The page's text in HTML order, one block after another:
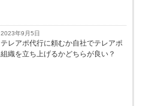
2023年9月5日
テレアポ代行に頼むか自社でテレアポ
組織を立ち上げるかどちらが良い？